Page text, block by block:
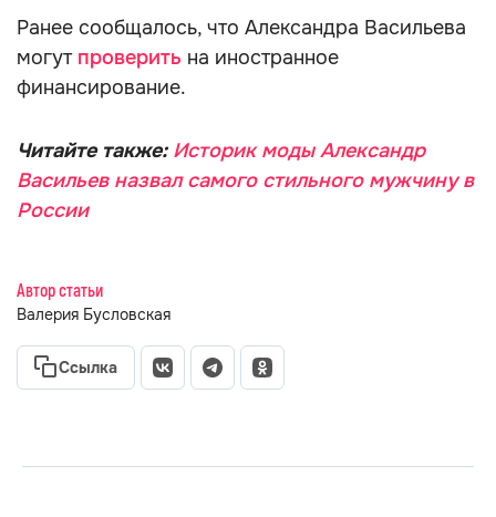
Ранее сообщалось, что Александра Васильева
могут проверить на иностранное
финансирование.
Читайте также: Историк моды Александр
Васильев назвал самого стильного мужчину в
России
Автор статьи
Валерия Бусловская
Ссылка